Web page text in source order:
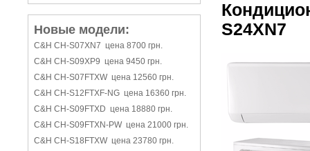
Новые модели:
C&H CH-S07XN7 цена 8700 грн.
C&H CH-S09XP9 цена 9450 грн.
C&H CH-S07FTXW цена 12560 грн.
C&H CH-S12FTXF-NG цена 16360 грн.
C&H CH-S09FTXD цена 18880 грн.
C&H CH-S09FTXN-PW цена 21000 грн.
C&H CH-S18FTXW цена 23780 грн.
S24XN7